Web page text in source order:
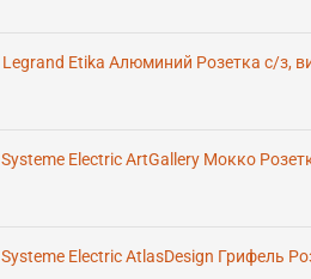
Legrand Etika Алюминий Розетка с/з,
Systeme Electric ArtGallery Мокко
Systeme Electric AtlasDesign Грифель